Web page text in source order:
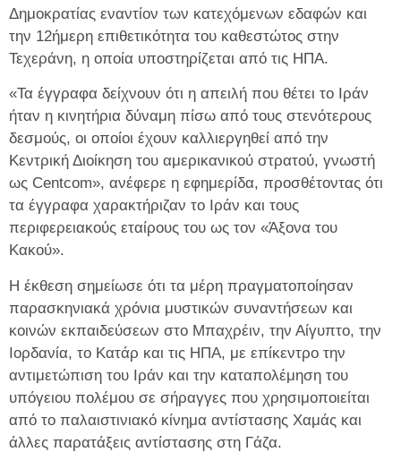
Δημοκρατίας εναντίον των κατεχόμενων εδαφών και
την 12ήμερη επιθετικότητα του καθεστώτος στην
Τεχεράνη, η οποία υποστηρίζεται από τις ΗΠΑ.
«Τα έγγραφα δείχνουν ότι η απειλή που θέτει το Ιράν
ήταν η κινητήρια δύναμη πίσω από τους στενότερους
δεσμούς, οι οποίοι έχουν καλλιεργηθεί από την
Κεντρική Διοίκηση του αμερικανικού στρατού, γνωστή
ως Centcom», ανέφερε η εφημερίδα, προσθέτοντας ότι
τα έγγραφα χαρακτήριζαν το Ιράν και τους
περιφερειακούς εταίρους του ως τον «Άξονα του
Κακού».
Η έκθεση σημείωσε ότι τα μέρη πραγματοποίησαν
παρασκηνιακά χρόνια μυστικών συναντήσεων και
κοινών εκπαιδεύσεων στο Μπαχρέιν, την Αίγυπτο, την
Ιορδανία, το Κατάρ και τις ΗΠΑ, με επίκεντρο την
αντιμετώπιση του Ιράν και την καταπολέμηση του
υπόγειου πολέμου σε σήραγγες που χρησιμοποιείται
από το παλαιστινιακό κίνημα αντίστασης Χαμάς και
άλλες παρατάξεις αντίστασης στη Γάζα.